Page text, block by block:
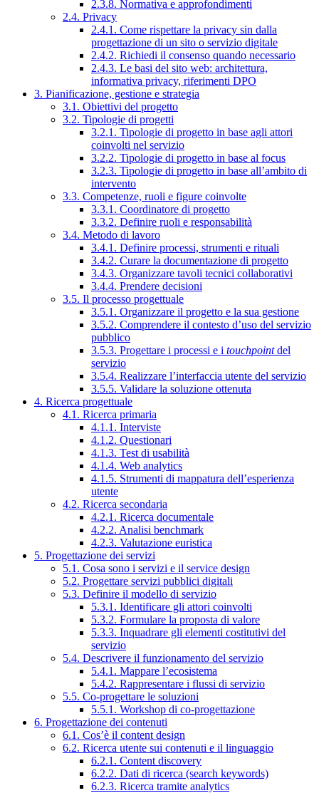
2.3.8. Normativa e approfondimenti
2.4. Privacy
2.4.1. Come rispettare la privacy sin dalla
progettazione di un sito o servizio digitale
2.4.2. Richiedi il consenso quando necessario
2.4.3. Le basi del sito web: architettura,
informativa privacy, riferimenti DPO
3. Pianificazione, gestione e strategia
3.1. Obiettivi del progetto
3.2. Tipologie di progetti
3.2.1. Tipologie di progetto in base agli attori
coinvolti nel servizio
3.2.2. Tipologie di progetto in base al focus
3.2.3. Tipologie di progetto in base all’ambito di
intervento
3.3. Competenze, ruoli e figure coinvolte
3.3.1. Coordinatore di progetto
3.3.2. Definire ruoli e responsabilità
3.4. Metodo di lavoro
3.4.1. Definire processi, strumenti e rituali
3.4.2. Curare la documentazione di progetto
3.4.3. Organizzare tavoli tecnici collaborativi
3.4.4. Prendere decisioni
3.5. Il processo progettuale
3.5.1. Organizzare il progetto e la sua gestione
3.5.2. Comprendere il contesto d’uso del servizio
pubblico
3.5.3. Progettare i processi e i touchpointdel
servizio
3.5.4. Realizzare l’interfaccia utente del servizio
3.5.5. Validare la soluzione ottenuta
4. Ricerca progettuale
4.1. Ricerca primaria
4.1.1. Interviste
4.1.2. Questionari
4.1.3. Test di usabilità
4.1.4. Web analytics
4.1.5. Strumenti di mappatura dell’esperienza
utente
4.2. Ricerca secondaria
4.2.1. Ricerca documentale
4.2.2. Analisi benchmark
4.2.3. Valutazione euristica
5. Progettazione dei servizi
5.1. Cosa sono i servizi e il service design
5.2. Progettare servizi pubblici digitali
5.3. Definire il modello di servizio
5.3.1. Identificare gli attori coinvolti
5.3.2. Formulare la proposta di valore
5.3.3. Inquadrare gli elementi costitutivi del
servizio
5.4. Descrivere il funzionamento del servizio
5.4.1. Mappare l’ecosistema
5.4.2. Rappresentare i flussi di servizio
5.5. Co-progettare le soluzioni
5.5.1. Workshop di co-progettazione
6. Progettazione dei contenuti
6.1. Cos’è il content design
6.2. Ricerca utente sui contenuti e il linguaggio
6.2.1. Content discovery
6.2.2. Dati di ricerca (search keywords)
6.2.3. Ricerca tramite analytics